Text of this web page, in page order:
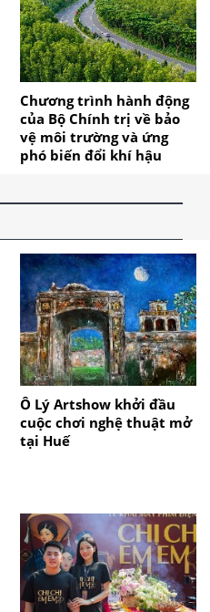
Chương trình hành động
của Bộ Chính trị về bảo
vệ môi trường và ứng
phó biến đổi khí hậu
Ô Lý Artshow khởi đầu
cuộc chơi nghệ thuật mở
tại Huế